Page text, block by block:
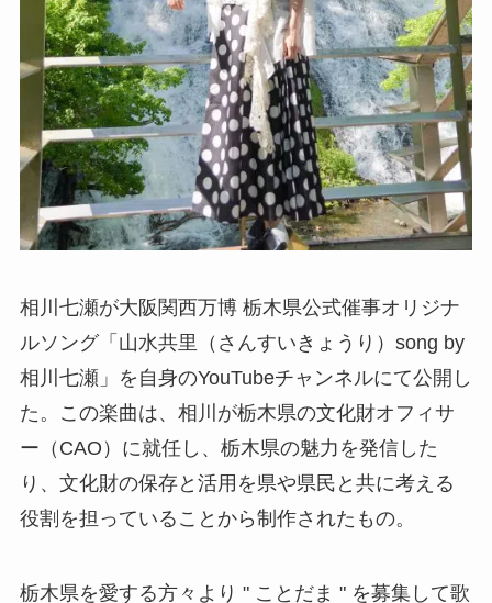
相川七瀬が大阪関西万博 栃木県公式催事オリジナ
ルソング「山水共里（さんすいきょうり）song by
相川七瀬」を自身のYouTubeチャンネルにて公開し
た。この楽曲は、相川が栃木県の文化財オフィサ
ー（CAO）に就任し、栃木県の魅力を発信した
り、文化財の保存と活用を県や県民と共に考える
役割を担っていることから制作されたもの。
栃木県を愛する方々より " ことだま " を募集して歌